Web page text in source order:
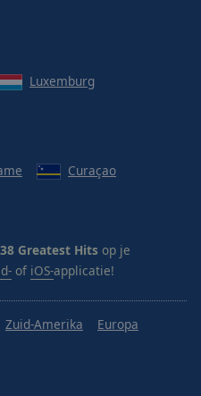
Luxemburg
Curaçao
Greatest Hits op je
of iOS-applicatie!
Zuid-Amerika
Europa